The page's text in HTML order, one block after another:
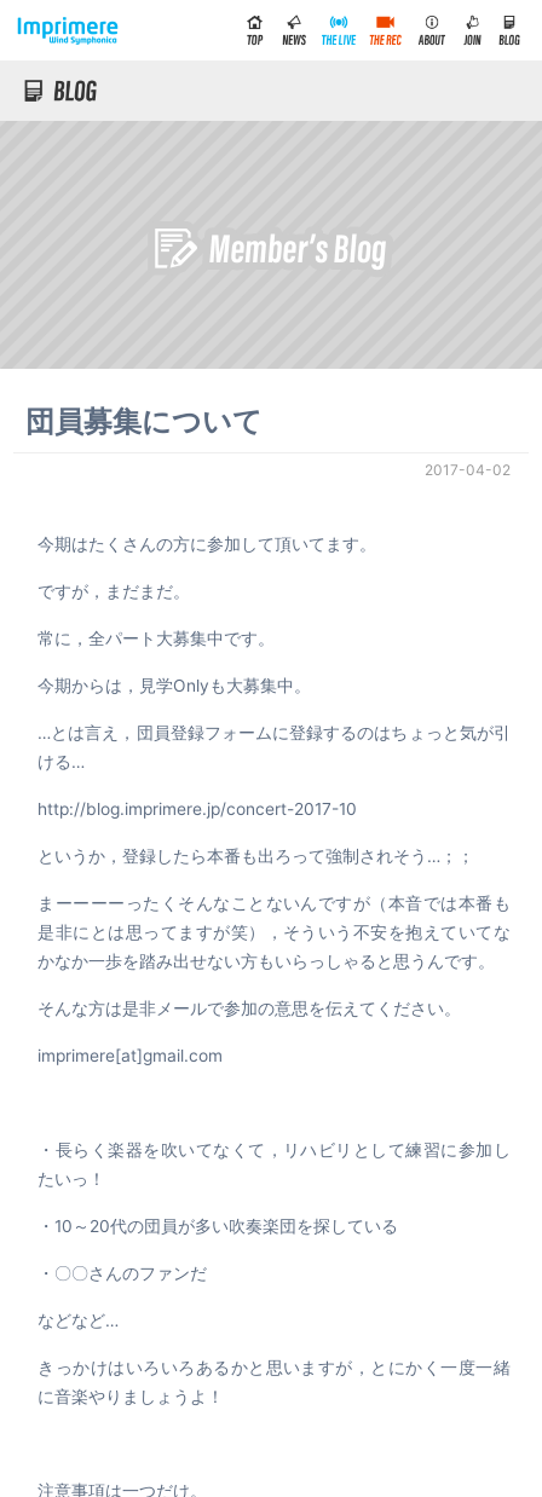
団員募集について
2017-04-02
今期はたくさんの方に参加して頂いてます。
ですが，まだまだ。
常に，全パート大募集中です。
今期からは，見学Onlyも大募集中。
…とは言え，団員登録フォームに登録するのはちょっと気が引
ける…
http://blog.imprimere.jp/concert-2017-10
というか，登録したら本番も出ろって強制されそう…；；
まーーーーったくそんなことないんですが（本音では本番も
是非にとは思ってますが笑），そういう不安を抱えていてな
かなか一歩を踏み出せない方もいらっしゃると思うんです。
そんな方は是非メールで参加の意思を伝えてください。
imprimere[at]gmail.com
・長らく楽器を吹いてなくて，リハビリとして練習に参加し
たいっ！
・10～20代の団員が多い吹奏楽団を探している
・〇〇さんのファンだ
などなど…
きっかけはいろいろあるかと思いますが，とにかく一度一緒
に音楽やりましょうよ！
注意事項は一つだけ。